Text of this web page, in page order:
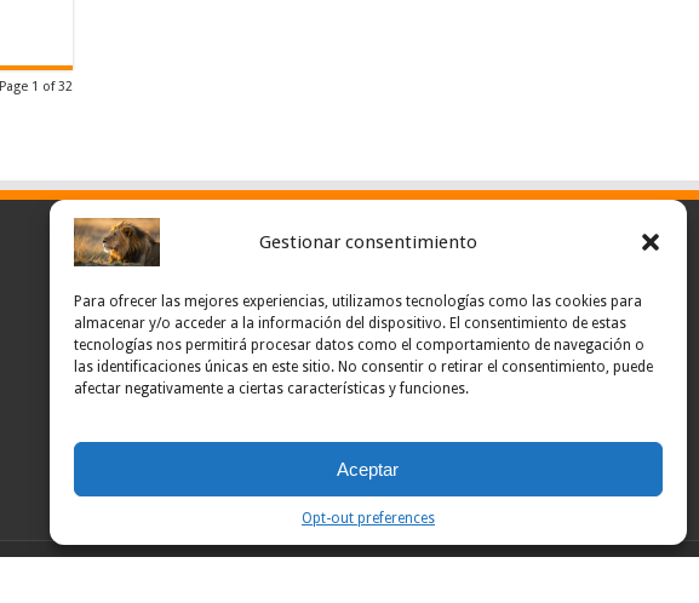
Gestionar consentimiento
Para ofrecer las mejores experiencias, utilizamos tecnologías como las cookies para
almacenar y/o acceder a la información del dispositivo. El consentimiento de estas
tecnologías nos permitirá procesar datos como el comportamiento de navegación o
las identificaciones únicas en este sitio. No consentir o retirar el consentimiento, puede
afectar negativamente a ciertas características y funciones.
Aceptar
Opt-out preferences
Page 1 of 32